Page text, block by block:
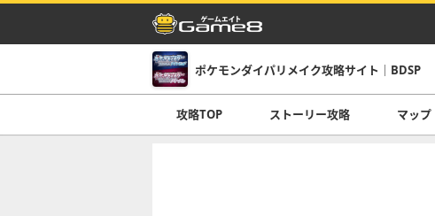
ポケモンダイパリメイク攻略サイト｜BDSP
攻略TOP ストーリー攻略 マップ